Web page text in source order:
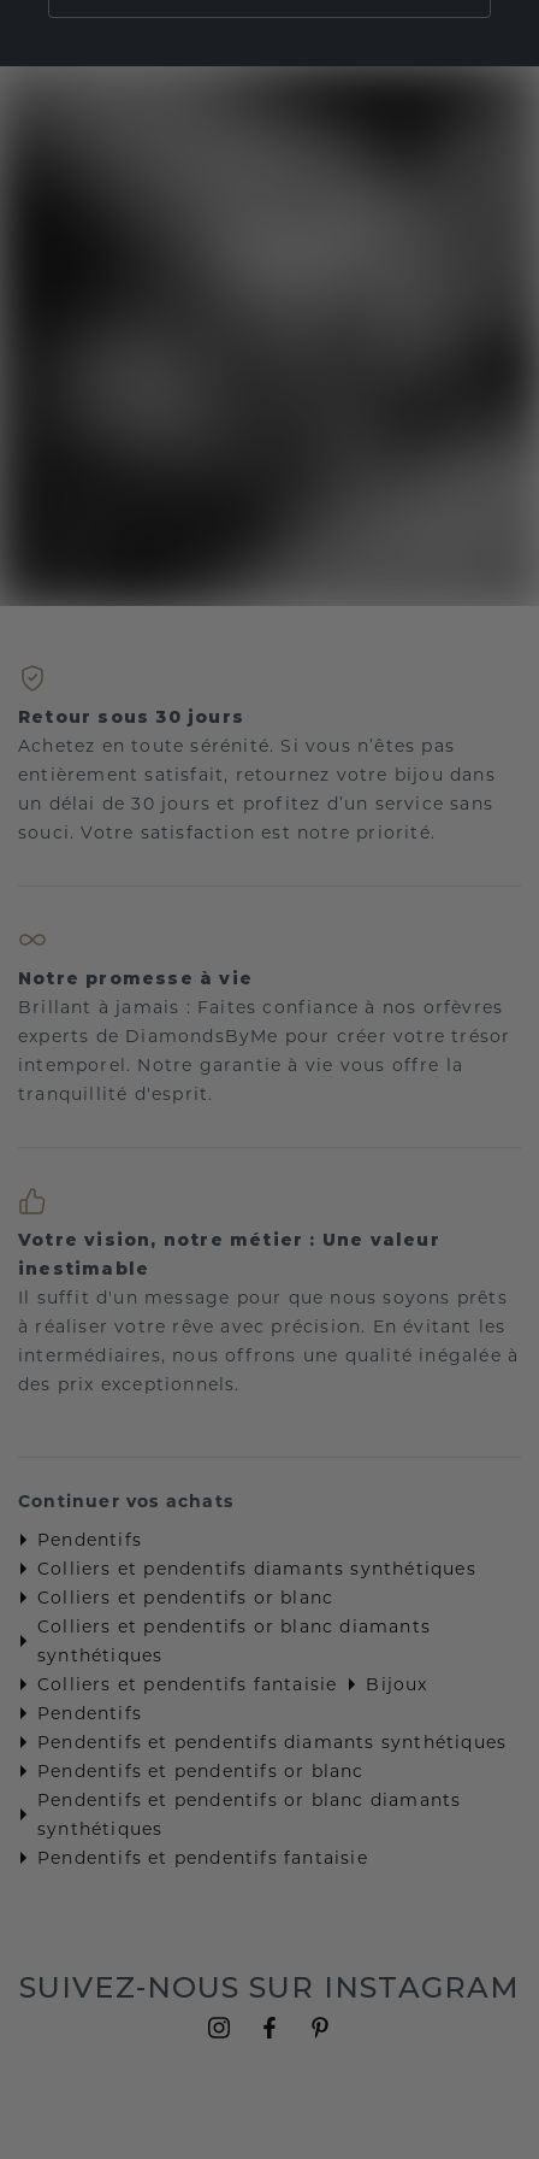
Retour sous 30 jours
Achetez en toute sérénité. Si vous n’êtes pas
entièrement satisfait, retournez votre bijou dans
un délai de 30 jours et profitez d’un service sans
souci. Votre satisfaction est notre priorité.
Notre promesse à vie
Brillant à jamais : Faites confiance à nos orfèvres
experts de DiamondsByMe pour créer votre trésor
intemporel. Notre garantie à vie vous offre la
tranquillité d'esprit.
Votre vision, notre métier : Une valeur
inestimable
Il suffit d'un message pour que nous soyons prêts
à réaliser votre rêve avec précision. En évitant les
intermédiaires, nous offrons une qualité inégalée à
des prix exceptionnels.
Continuer vos achats
Pendentifs
Colliers et pendentifs diamants synthétiques
Colliers et pendentifs or blanc
Colliers et pendentifs or blanc diamants
synthétiques
Colliers et pendentifs fantaisie
Bijoux
Pendentifs
Pendentifs et pendentifs diamants synthétiques
Pendentifs et pendentifs or blanc
Pendentifs et pendentifs or blanc diamants
synthétiques
Pendentifs et pendentifs fantaisie
SUIVEZ-NOUS SUR INSTAGRAM